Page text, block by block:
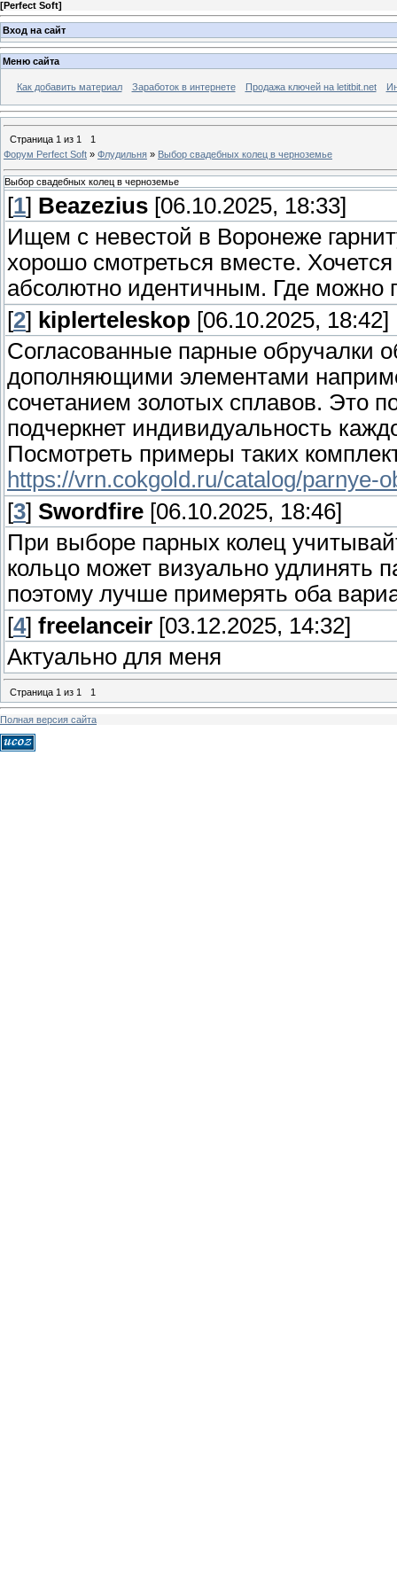
[Perfect Soft]
Вход на сайт
Меню сайта
Как добавить материал Заработок в интернете Продажа ключей на letitbit.net
Страница 1 из 1
1
Форум Perfect Soft » Флудильня » Выбор свадебных колец в черноземье
Выбор свадебных колец в черноземье
[1] Beazezius [06.10.2025, 18:33]
Ищем с невестой в Воронеже
хорошо смотреться вместе.
абсолютно идентичным. Где можно
[2] kiplerteleskop [06.10.2025, 18:42]
Согласованные парные обручалки
дополняющими элементами
сочетанием золотых сплавов. Это
подчеркнет индивидуальность
Посмотреть примеры таких
https://vrn.cokgold.ru/catalog/parnye-
[3] Swordfire [06.10.2025, 18:46]
При выборе парных колец
кольцо может визуально удлинять
поэтому лучше примерять оба
[4] freelanceir [03.12.2025, 14:32]
Актуально для меня
Страница 1 из 1 1
Полная версия сайта